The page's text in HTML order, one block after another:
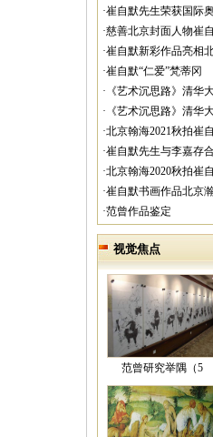
·崔自默先生荣获国际
·慈善北京封面人物崔
·崔自默新彩作品亮相
·崔自默“仁爱”梵蒂冈
·《艺术沉思路》清华
·《艺术沉思路》清华
·北京翰海2021秋拍崔
·崔自默先生与李嘉存
·北京翰海2020秋拍崔
·崔自默书画作品北京
·范曾作品鉴定
视觉焦点
范曾研究举隅（5